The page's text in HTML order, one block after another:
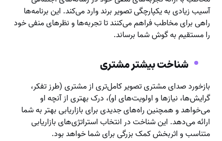
آسیب زیادی به یکپارچگی تصویر برند وارد می‌کند. این برنامه‌ها
راهی برای مخاطب فراهم می‌کنند تا تجربه‌ها و نظرهای منفی خود
را مستقیم به گوش شما برساند.
شناخت بیشتر مشتری
بازخورد صدای مشتری تصویر کامل‌تری از مشتری (طرز تفکر،
گرایش‌ها، نیازها و اولویت‌های او)، درک بهتری از آنچه او
می‌خواهد و همچنین راه‌های جدیدی برای بازاریابی بهتر به شما
ارائه می‌دهد. این شناخت در انتخاب استراتژی‌های بازاریابی
متناسب و اثربخش کمک بزرگی برای شما خواهد بود.